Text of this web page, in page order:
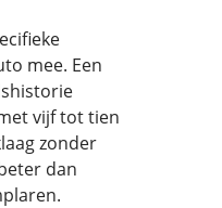
mee. Een
vijf tot tien
zonder
dan